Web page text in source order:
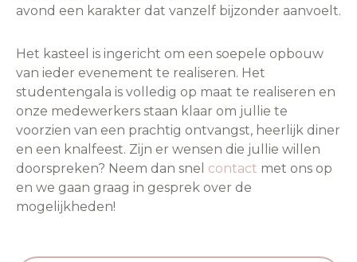
avond een karakter dat vanzelf bijzonder aanvoelt.
Het kasteel is ingericht om een soepele opbouw
van ieder evenement te realiseren. Het
studentengala is volledig op maat te realiseren en
onze medewerkers staan klaar om jullie te
voorzien van een prachtig ontvangst, heerlijk diner
en een knalfeest. Zijn er wensen die jullie willen
doorspreken? Neem dan snel contact met ons op
en we gaan graag in gesprek over de
mogelijkheden!